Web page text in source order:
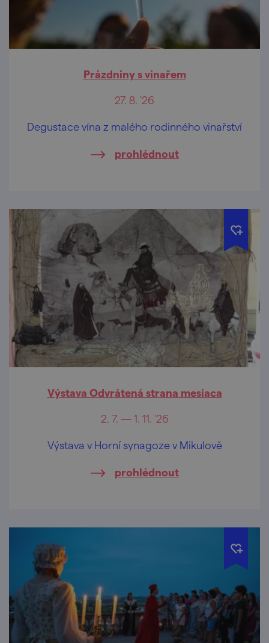
Prázdniny s vinařem
27. 8. '26
Degustace vína z malého rodinného vinařství
prohlédnout
Výstava Odvrátená strana mesiaca
2. 7. — 1. 11. '26
Výstava v Horní synagoze v Mikulově
prohlédnout